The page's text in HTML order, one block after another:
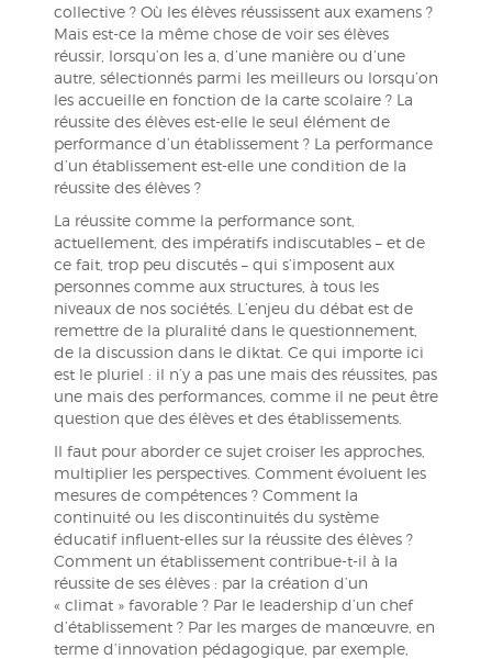
collective ? Où les élèves réussissent aux examens ?
Mais est-ce la même chose de voir ses élèves
réussir, lorsqu’on les a, d’une manière ou d’une
autre, sélectionnés parmi les meilleurs ou lorsqu’on
les accueille en fonction de la carte scolaire ? La
réussite des élèves est-elle le seul élément de
performance d’un établissement ? La performance
d’un établissement est-elle une condition de la
réussite des élèves ?
La réussite comme la performance sont,
actuellement, des impératifs indiscutables – et de
ce fait, trop peu discutés – qui s’imposent aux
personnes comme aux structures, à tous les
niveaux de nos sociétés. L’enjeu du débat est de
remettre de la pluralité dans le questionnement,
de la discussion dans le diktat. Ce qui importe ici
est le pluriel : il n’y a pas une mais des réussites, pas
une mais des performances, comme il ne peut être
question que des élèves et des établissements.
Il faut pour aborder ce sujet croiser les approches,
multiplier les perspectives. Comment évoluent les
mesures de compétences ? Comment la
continuité ou les discontinuités du système
éducatif influent-elles sur la réussite des élèves ?
Comment un établissement contribue-t-il à la
réussite de ses élèves : par la création d’un
« climat » favorable ? Par le leadership d’un chef
d’établissement ? Par les marges de manœuvre, en
terme d’innovation pédagogique, par exemple,